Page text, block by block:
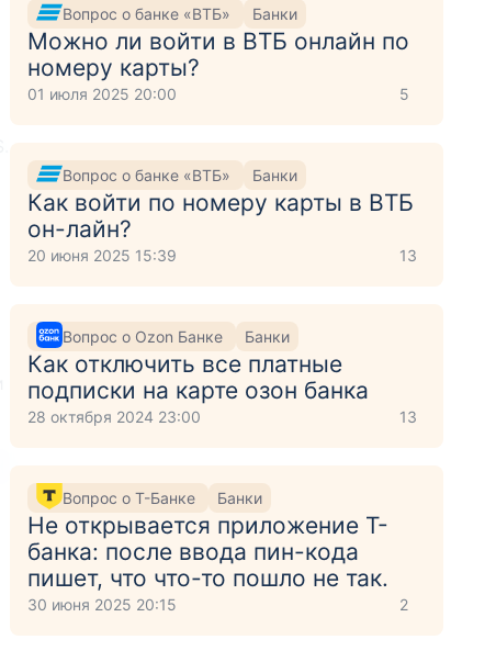
Вопрос о банке «ВТБ» Банки
Можно ли войти в ВТБ онлайн по
номеру карты?
01 июля 2025 20:00 5
Вопрос о банке «ВТБ» Банки
Как войти по номеру карты в ВТБ
он-лайн?
20 июня 2025 15:39 13
Вопрос о Ozon Банке Банки
Как отключить все платные
подписки на карте озон банка
28 октября 2024 23:00 13
Вопрос о Т-Банке Банки
Не открывается приложение Т-
банка: после ввода пин-кода
пишет, что что-то пошло не так.
30 июня 2025 20:15 2